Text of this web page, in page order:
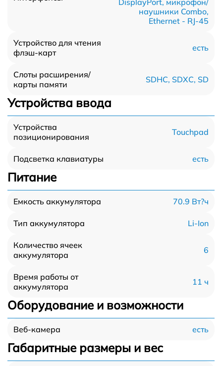
DisplayPort, микрофон/
наушники Combo,
Ethernet - RJ-45
Устройство для чтения
флэш-карт
есть
Слоты расширения/
карты памяти
SDHC, SDXC, SD
Устройства ввода
Устройства
позиционирования
Touchpad
Подсветка клавиатуры есть
Питание
Емкость аккумулятора 70.9 Вт?ч
Тип аккумулятора Li-Ion
Количество ячеек
аккумулятора
6
Время работы от
аккумулятора
11 ч
Оборудование и возможности
Веб-камера есть
Габаритные размеры и вес